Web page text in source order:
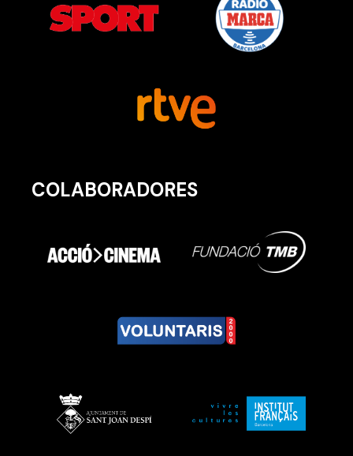
COLABORADORES